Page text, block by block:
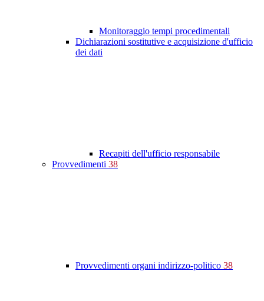
Monitoraggio tempi procedimentali
Dichiarazioni sostitutive e acquisizione d'ufficio
dei dati
Recapiti dell'ufficio responsabile
Provvedimenti 38
Provvedimenti organi indirizzo-politico 38